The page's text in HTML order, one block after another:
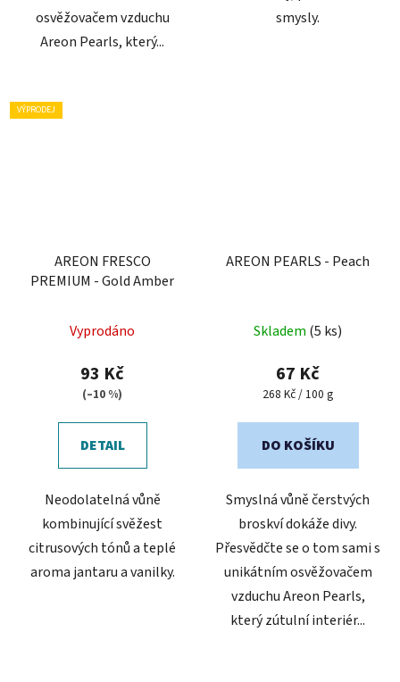
osvěžovačem vzduchu
Areon Pearls, který...
smysly.
VÝPRODEJ
AREON FRESCO
PREMIUM - Gold Amber
Vyprodáno
93 Kč
(–10 %)
DETAIL
Neodolatelná vůně
kombinující svěžest
citrusových tónů a teplé
aroma jantaru a vanilky.
AREON PEARLS - Peach
Skladem (5 ks)
67 Kč
Měrná
268 Kč / 100 g
DO KOŠÍKU
Smyslná vůně čerstvých
broskví dokáže divy.
Přesvědčte se o tom sami s
unikátním osvěžovačem
vzduchu Areon Pearls,
který zútulní interiér...